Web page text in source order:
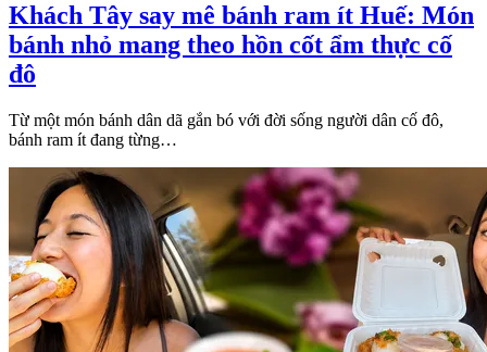
Khách Tây say mê bánh ram ít Huế: Món
bánh nhỏ mang theo hồn cốt ẩm thực cố
đô
Từ một món bánh dân dã gắn bó với đời sống người dân cố đô,
bánh ram ít đang từng…